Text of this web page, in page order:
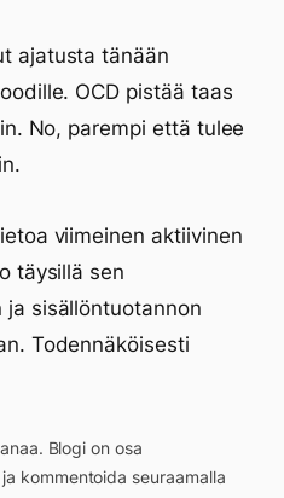
ajatusta tänään
OCD pistää taas
No, parempi että tulee
viimeinen aktiivinen
täysillä sen
ja sisällöntuotannon
Todennäköisesti
Blogi on osa
kommentoida seuraamalla